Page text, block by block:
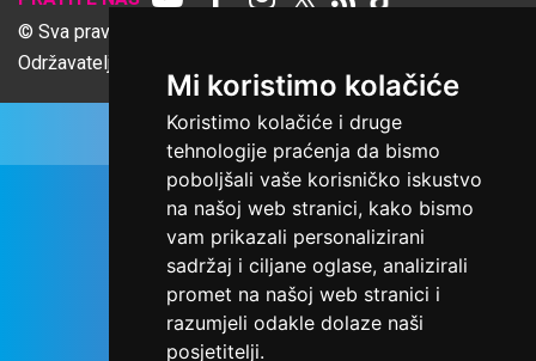
Mi koristimo kolačiće
Koristimo kolačiće i druge
tehnologije praćenja da bismo
poboljšali vaše korisničko iskustvo
na našoj web stranici, kako bismo
vam prikazali personalizirani
sadržaj i ciljane oglase, analizirali
promet na našoj web stranici i
razumjeli odakle dolaze naši
posjetitelji.
© Sva prava pridržana Udruga Ime dobrote
Održavatelj Netcom d.o.o., Riva 6, Rijeka